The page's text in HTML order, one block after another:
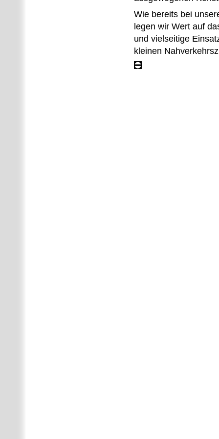
Wie bereits bei
legen wir Wert auf
und vielseitige
kleinen